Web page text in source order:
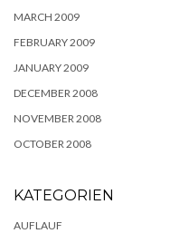
MARCH 2009
FEBRUARY 2009
JANUARY 2009
DECEMBER 2008
NOVEMBER 2008
OCTOBER 2008
KATEGORIEN
AUFLAUF